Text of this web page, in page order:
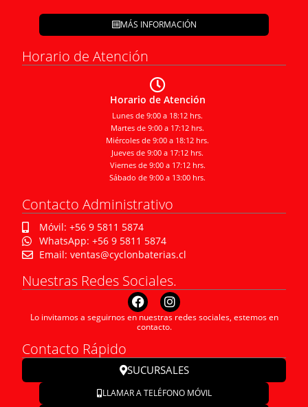
MÁS INFORMACIÓN
Horario de Atención
Horario de Atención
Lunes de 9:00 a 18:12 hrs.
Martes de 9:00 a 17:12 hrs.
Miércoles de 9:00 a 18:12 hrs.
Jueves de 9:00 a 17:12 hrs.
Viernes de 9:00 a 17:12 hrs.
Sábado de 9:00 a 13:00 hrs.
Contacto Administrativo
Móvil: +56 9 5811 5874
WhatsApp: +56 9 5811 5874
Email: ventas@cyclonbaterias.cl
Nuestras Redes Sociales.
Lo invitamos a seguirnos en nuestras redes sociales, estemos en
contacto.
Contacto Rápido
SUCURSALES
LLAMAR A TELÉFONO MÓVIL